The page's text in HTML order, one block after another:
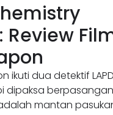
Review
ikuti dua detektif
dipaksa
mantan